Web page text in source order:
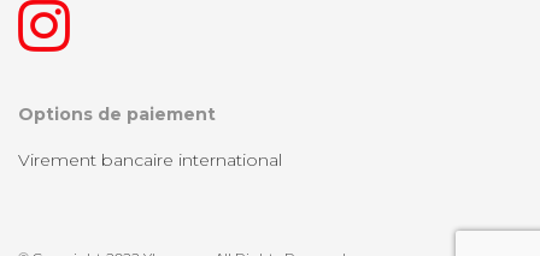
Options de paiement
Virement bancaire international